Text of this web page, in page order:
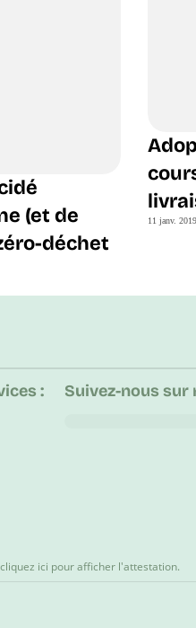
(et de
déchet
11 janv.
: Suivez-nous sur
cliquez ici pour afficher l'attestation.